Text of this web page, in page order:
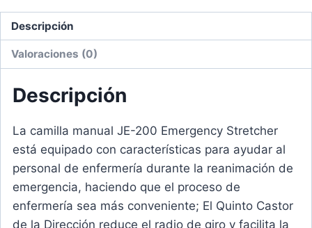
Descripción
Valoraciones (0)
Descripción
La camilla manual JE-200 Emergency Stretcher
está equipado con características para ayudar al
personal de enfermería durante la reanimación de
emergencia, haciendo que el proceso de
enfermería sea más conveniente; El Quinto Castor
de la Dirección reduce el radio de giro y facilita la